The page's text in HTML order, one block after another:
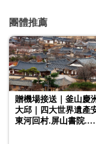
團體推薦
贈機場接送｜釜山慶
大邱｜四大世界遺產
東河回村.屏山書院.八